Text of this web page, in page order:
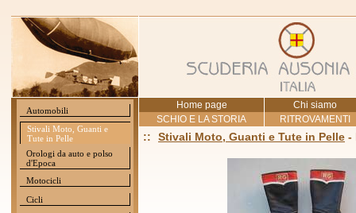
Automobili
Stivali Moto, Guanti e
Tute in Pelle
Orologi da auto e polso
d'Epoca
Motocicli
Cicli
Home page
Chi siamo
SCHIO E LA STORIA
RITROVAMENTI
:: Stivali Moto, Guanti e Tute in Pelle -